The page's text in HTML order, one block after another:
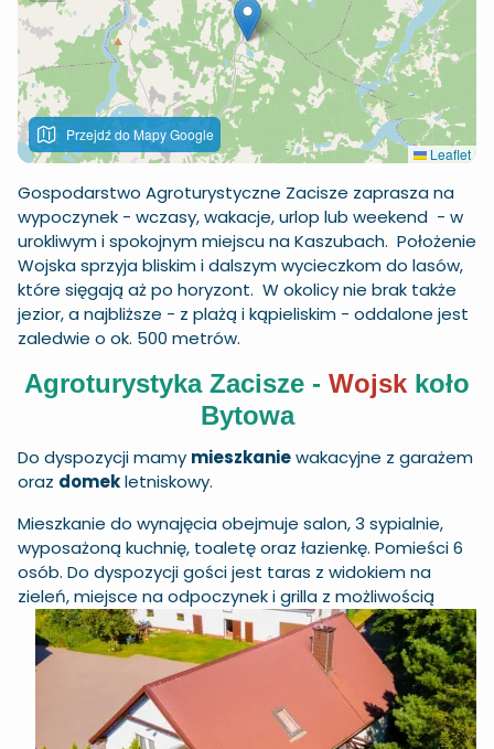
Przejdź do Mapy Google
Leaflet
Gospodarstwo Agroturystyczne Zacisze zaprasza na
wypoczynek - wczasy, wakacje, urlop lub weekend - w
urokliwym i spokojnym miejscu na Kaszubach. Położenie
Wojska sprzyja bliskim i dalszym wycieczkom do lasów,
które sięgają aż po horyzont. W okolicy nie brak także
jezior, a najbliższe - z plażą i kąpieliskim - oddalone jest
zaledwie o ok. 500 metrów.
Agroturystyka Zacisze - Wojsk koło
Bytowa
Do dyspozycji mamy mieszkaniewakacyjne z garażem
oraz domekletniskowy.
Mieszkanie do wynajęcia obejmuje salon, 3 sypialnie,
wyposażoną kuchnię, toaletę oraz łazienkę. Pomieści 6
osób. Do dyspozycji gości jest taras z widokiem na
zieleń, miejsce na odpoczynek i grilla z możliwością